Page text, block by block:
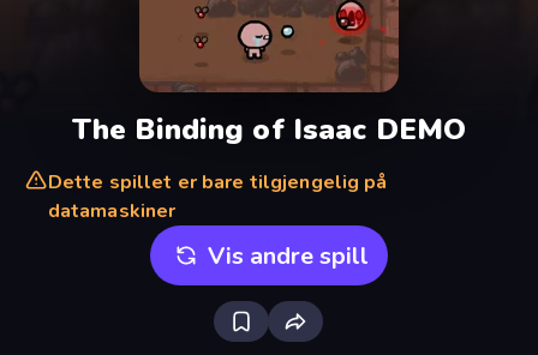
The Binding of Isaac DEMO
Dette spillet er bare tilgjengelig på
datamaskiner
Vis andre spill